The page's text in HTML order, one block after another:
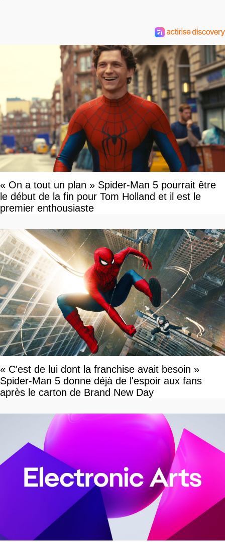
« On a tout un plan » Spider-Man 5 pourrait être
le début de la fin pour Tom Holland et il est le
premier enthousiaste
« C'est de lui dont la franchise avait besoin »
Spider-Man 5 donne déjà de l'espoir aux fans
après le carton de Brand New Day